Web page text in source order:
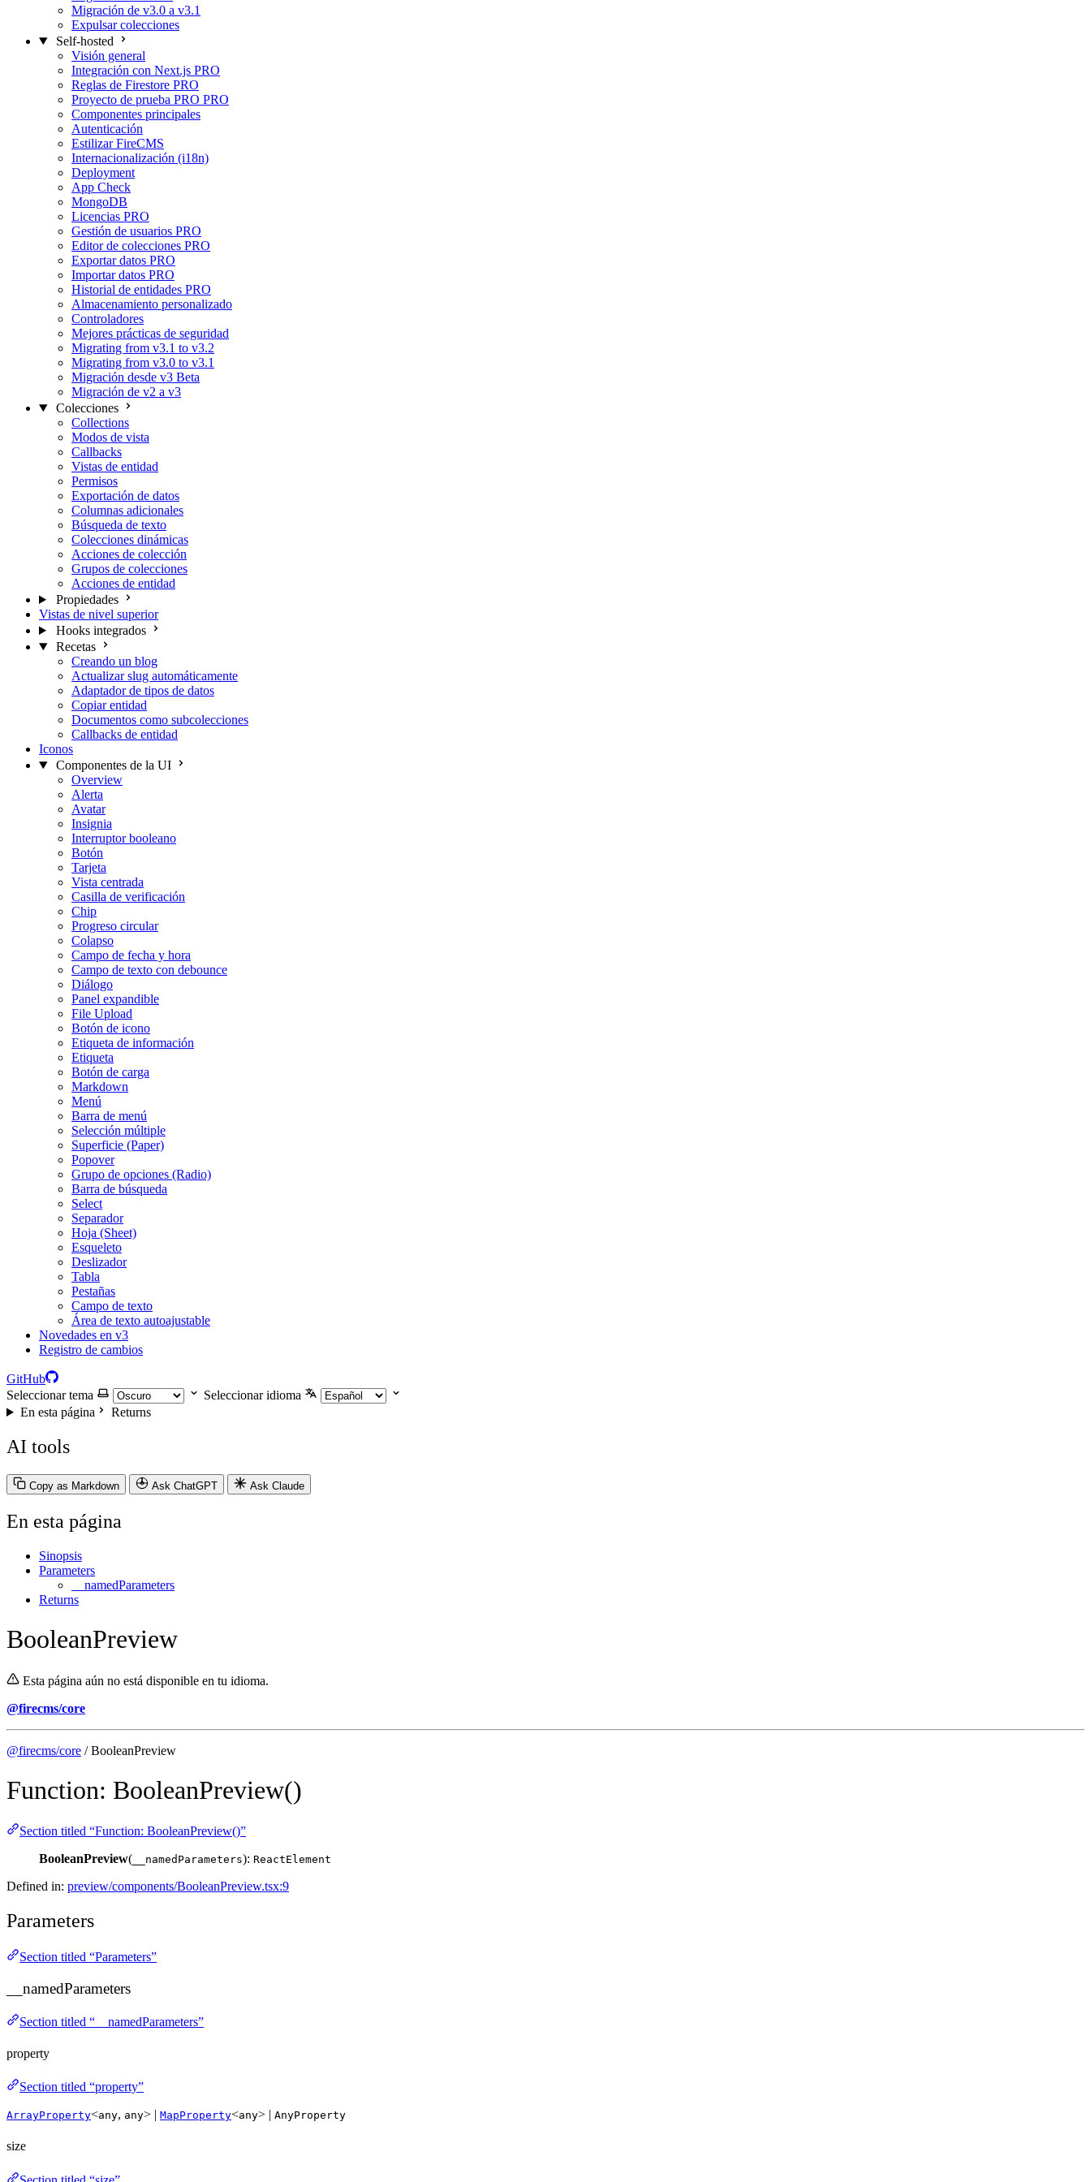
Migración de v3.0 a v3.1
Expulsar colecciones
Self-hosted
Visión general
Integración con Next.js PRO
Reglas de Firestore PRO
Proyecto de prueba PRO PRO
Componentes principales
Autenticación
Estilizar FireCMS
Internacionalización (i18n)
Deployment
App Check
MongoDB
Licencias PRO
Gestión de usuarios PRO
Editor de colecciones PRO
Exportar datos PRO
Importar datos PRO
Historial de entidades PRO
Almacenamiento personalizado
Controladores
Mejores prácticas de seguridad
Migrating from v3.1 to v3.2
Migrating from v3.0 to v3.1
Migración desde v3 Beta
Migración de v2 a v3
Colecciones
Collections
Modos de vista
Callbacks
Vistas de entidad
Permisos
Exportación de datos
Columnas adicionales
Búsqueda de texto
Colecciones dinámicas
Acciones de colección
Grupos de colecciones
Acciones de entidad
Propiedades
Vistas de nivel superior
Hooks integrados
Recetas
Creando un blog
Actualizar slug automáticamente
Adaptador de tipos de datos
Copiar entidad
Documentos como subcolecciones
Callbacks de entidad
Iconos
Componentes de la UI
Overview
Alerta
Avatar
Insignia
Interruptor booleano
Botón
Tarjeta
Vista centrada
Casilla de verificación
Chip
Progreso circular
Colapso
Campo de fecha y hora
Campo de texto con debounce
Diálogo
Panel expandible
File Upload
Botón de icono
Etiqueta de información
Etiqueta
Botón de carga
Markdown
Menú
Barra de menú
Selección múltiple
Superficie (Paper)
Popover
Grupo de opciones (Radio)
Barra de búsqueda
Select
Separador
Hoja (Sheet)
Esqueleto
Deslizador
Tabla
Pestañas
Campo de texto
Área de texto autoajustable
Novedades en v3
Registro de cambios
GitHub
Seleccionar tema
Seleccionar idioma
En esta página
Returns
AI tools
Copy as Markdown Ask ChatGPT Ask Claude
En esta página
Sinopsis
Parameters
__namedParameters
Returns
BooleanPreview
Esta página aún no está disponible en tu idioma.
@firecms/core
@firecms/core / BooleanPreview
Function: BooleanPreview()
Section titled “Function: BooleanPreview()”
BooleanPreview( __namedParameters): ReactElement
Defined in: preview/components/BooleanPreview.tsx:9
Parameters
Section titled “Parameters”
__namedParameters
Section titled “__namedParameters”
property
Section titled “property”
ArrayProperty<any, any> | MapProperty<any> | AnyProperty
size